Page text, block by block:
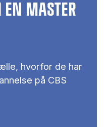
EN MASTER
hvorfor de har
på CBS